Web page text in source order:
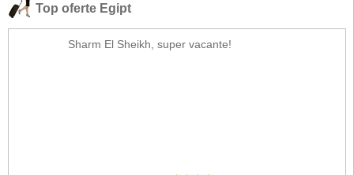
Top oferte Egipt
Sharm El Sheikh, super vacante!